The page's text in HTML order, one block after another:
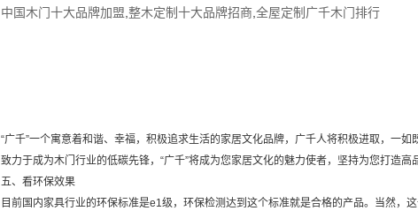
中国木门十大品牌加盟 整木定制十大品牌招商 全屋定制广千木门排行
“广千”一个寓意着和谐、幸福，积极追求生活的家居文化品牌，广千人将积极进取，一如
致力于成为木门行业的低碳先锋，“广千”将成为您家居文化的魅力使者，坚持为您打造高
五、看环保效果
目前国内家具行业的环保标准是e1级，环保检测达到这个标准就是合格的产品。当然，